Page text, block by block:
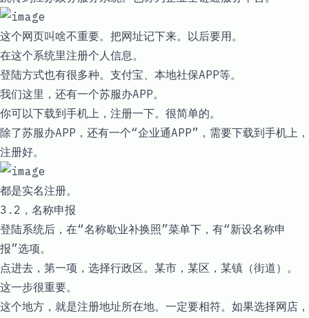
这个网页叫啥不重要。把网址记下来。以后要用。
在这个系统里注册个人信息。
登陆方式也有很多种。支付宝、本地社保APP等。
我们这里，还有一个苏服办APP。
你可以下载到手机上，注册一下。很简单的。
除了苏服办APP，还有一个“企业通APP”，需要下载到手机上，
注册好。
都是实名注册。
3.2，名称申报
登陆系统后，在“名称歇业补换照”菜单下，有“新设名称申
报”选项。
点进去，第一项，选择行政区。某市，某区，某镇（街道）。
这一步很重要。
这个地方，就是注册地址所在地。一定要相符。如果选择网店，